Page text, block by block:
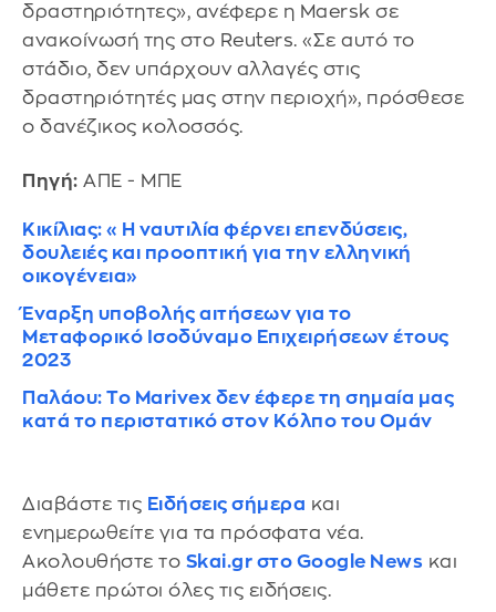
δραστηριότητες», ανέφερε η Maersk σε
ανακοίνωσή της στο Reuters. «Σε αυτό το
στάδιο, δεν υπάρχουν αλλαγές στις
δραστηριότητές μας στην περιοχή», πρόσθεσε
ο δανέζικος κολοσσός.
Πηγή: ΑΠΕ - ΜΠΕ
Κικίλιας: «Η ναυτιλία φέρνει επενδύσεις,
δουλειές και προοπτική για την ελληνική
οικογένεια»
Έναρξη υποβολής αιτήσεων για το
Μεταφορικό Ισοδύναμο Επιχειρήσεων έτους
2023
Παλάου: Το Marivex δεν έφερε τη σημαία μας
κατά το περιστατικό στον Κόλπο του Ομάν
Διαβάστε τις Ειδήσεις σήμερα και
ενημερωθείτε για τα πρόσφατα νέα.
Ακολουθήστε το Skai.gr στο Google News και
μάθετε πρώτοι όλες τις ειδήσεις.